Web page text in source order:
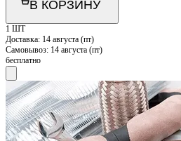
В КОРЗИНУ
1 ШТ
Доставка: 14 августа (пт)
Самовывоз: 14 августа (пт)
бесплатно